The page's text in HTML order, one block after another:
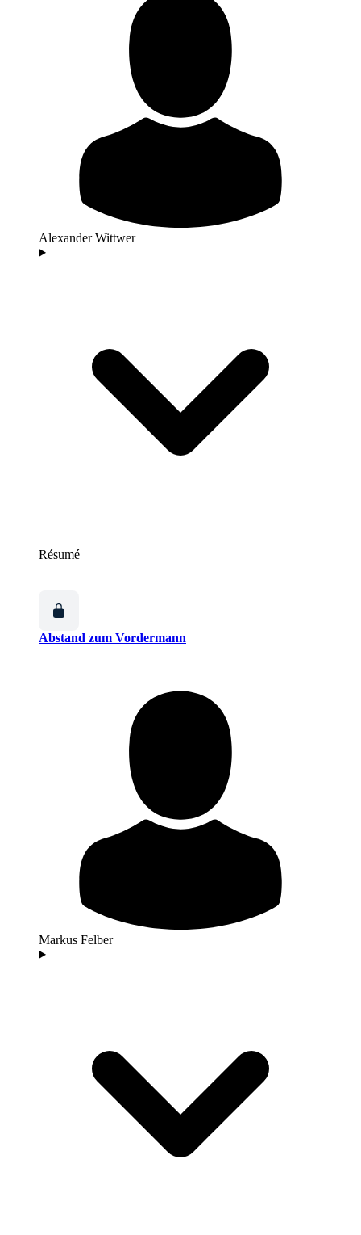
Alexander Wittwer
Résumé
Abstand zum Vordermann
Markus Felber